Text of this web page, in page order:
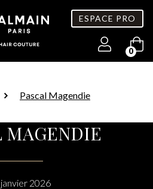
ESPACE PRO
0
Pascal Magendie
MAGENDIE
2026